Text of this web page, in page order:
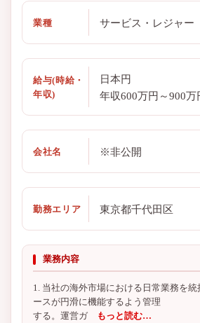
業種 サービス・レジャー
給与(時給・
年収)
日本円
年収600万円～900万
会社名 ※非公開
勤務エリア 東京都千代田区
業務内容
1. 当社の海外市場における日常業務を
ースが円滑に機能するよう管理
する。運営ガ もっと読む…